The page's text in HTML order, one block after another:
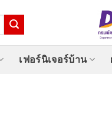
เฟอร์นิเจอร์บ้าน